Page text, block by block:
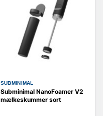
SUBMINIMAL
Subminimal NanoFoamer V2
mælkeskummer sort